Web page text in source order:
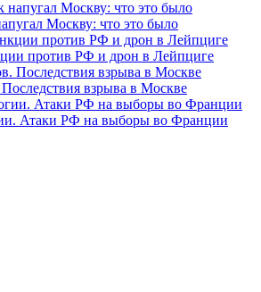
Москву: что это было
против РФ и дрон в Лейпциге
Последствия взрыва в Москве
Атаки РФ на выборы во Франции